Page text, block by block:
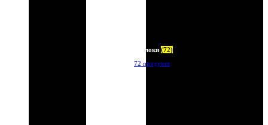
Брелоки (72)
72 продукта